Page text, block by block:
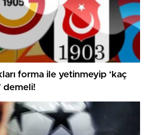
forma ile yetinmeyip ‘kaç
demeli!